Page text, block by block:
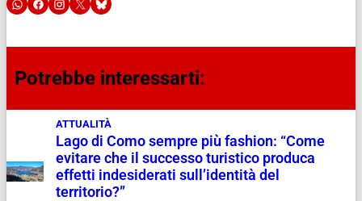
Potrebbe interessarti:
ATTUALITÀ
Lago di Como sempre più fashion: “Come
evitare che il successo turistico produca
effetti indesiderati sull’identità del
territorio?”